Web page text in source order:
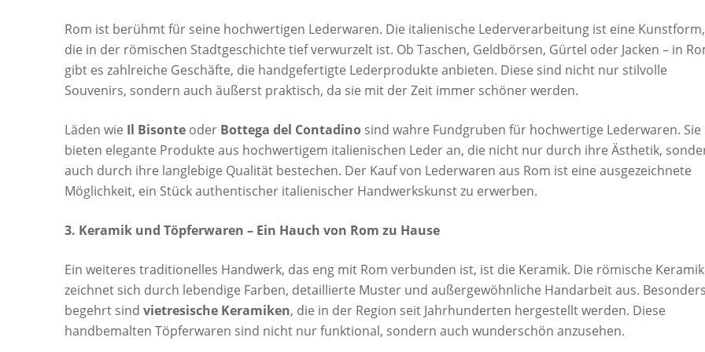
Rom ist berühmt für seine hochwertigen Lederwaren. Die italienische Lederverarbeitung ist eine Kunstform,
die in der römischen Stadtgeschichte tief verwurzelt ist. Ob Taschen, Geldbörsen, Gürtel oder Jacken – in
gibt es zahlreiche Geschäfte, die handgefertigte Lederprodukte anbieten. Diese sind nicht nur stilvolle
Souvenirs, sondern auch äußerst praktisch, da sie mit der Zeit immer schöner werden.
Läden wie Il Bisonte oder Bottega del Contadino sind wahre Fundgruben für hochwertige Lederwaren. Sie
bieten elegante Produkte aus hochwertigem italienischen Leder an, die nicht nur durch ihre Ästhetik,
auch durch ihre langlebige Qualität bestechen. Der Kauf von Lederwaren aus Rom ist eine ausgezeichnete
Möglichkeit, ein Stück authentischer italienischer Handwerkskunst zu erwerben.
3. Keramik und Töpferwaren – Ein Hauch von Rom zu Hause
Ein weiteres traditionelles Handwerk, das eng mit Rom verbunden ist, ist die Keramik. Die römische Keramik
zeichnet sich durch lebendige Farben, detaillierte Muster und außergewöhnliche Handarbeit aus. Besonders
begehrt sind vietresische Keramiken, die in der Region seit Jahrhunderten hergestellt werden. Diese
handbemalten Töpferwaren sind nicht nur funktional, sondern auch wunderschön anzusehen.